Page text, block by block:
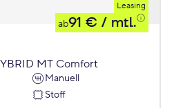
Leasing
ab91 € / mtl.
MT Comfort
Manuell
Stoff